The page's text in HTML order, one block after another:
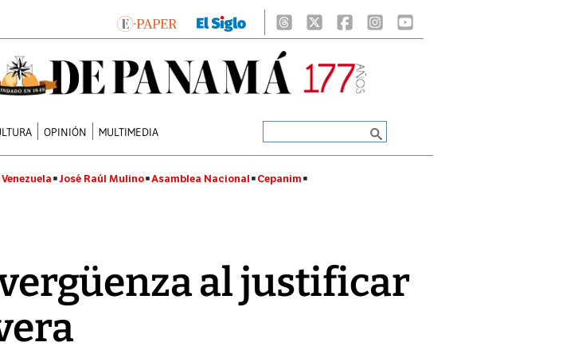
OPINIÓN MULTIMEDIA
Venezuela José Raúl Mulino Asamblea Nacional Cepanim
al justificar